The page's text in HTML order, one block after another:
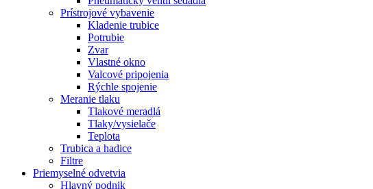
Prístrojové vybavenie
Kladenie trubice
Potrubie
Zvar
Vlastné okno
Valcové pripojenia
Rýchle spojenie
Meranie tlaku
Tlakové meradlá
Tlaky/vysielače
Teplota
Trubica a hadice
Filtre
Priemyselné odvetvia
Hlavný podnik